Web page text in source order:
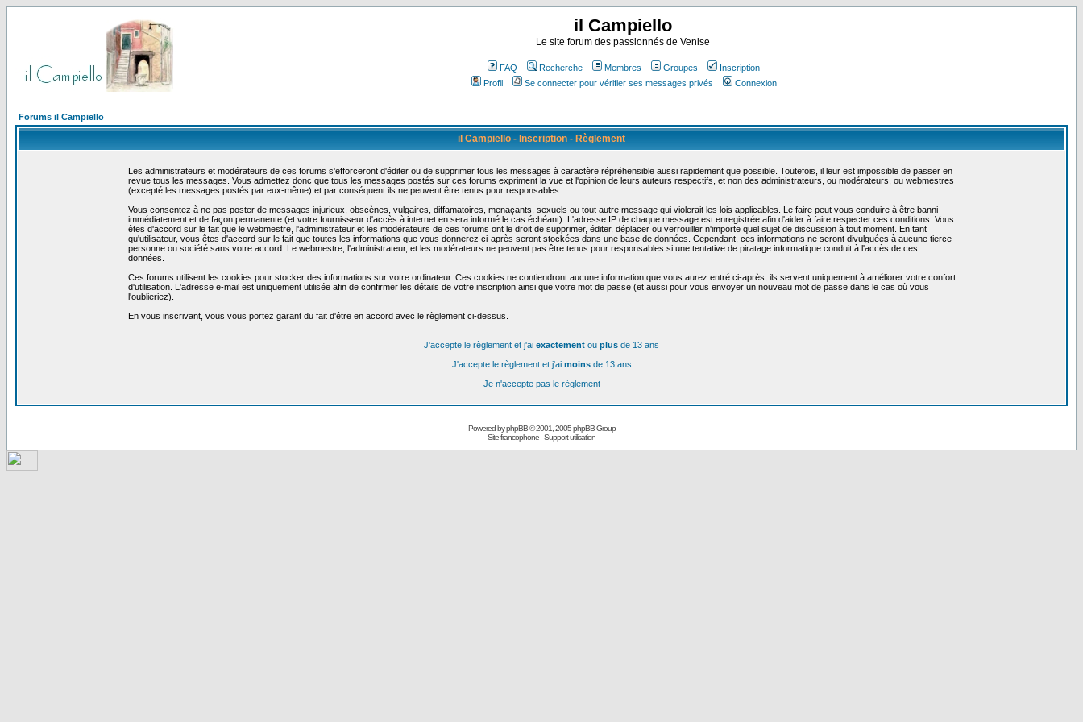
il Campiello
Le site forum des passionnés de Venise
FAQ Recherche Membres Groupes
Inscription
Profil
Se connecter pour vérifier ses messages privés Connexion
Forums il Campiello
il Campiello - Inscription - Règlement
Les administrateurs et modérateurs de ces forums s'efforceront d'éditer ou de supprimer tous les messages à caractère répréhensible aussi rapidement que possible. Toutefois, il leur est impossible de passer en
revue tous les messages. Vous admettez donc que tous les messages postés sur ces forums expriment la vue et l'opinion de leurs auteurs respectifs, et non des administrateurs, ou modérateurs, ou webmestres
(excepté les messages postés par eux-même) et par conséquent ils ne peuvent être tenus pour responsables.
Vous consentez à ne pas poster de messages injurieux, obscènes, vulgaires, diffamatoires, menaçants, sexuels ou tout autre message qui violerait les lois applicables. Le faire peut vous conduire à être banni
immédiatement et de façon permanente (et votre fournisseur d'accès à internet en sera informé le cas échéant). L'adresse IP de chaque message est enregistrée afin d'aider à faire respecter ces conditions. Vous
êtes d'accord sur le fait que le webmestre, l'administrateur et les modérateurs de ces forums ont le droit de supprimer, éditer, déplacer ou verrouiller n'importe quel sujet de discussion à tout moment. En tant
qu'utilisateur, vous êtes d'accord sur le fait que toutes les informations que vous donnerez ci-après seront stockées dans une base de données. Cependant, ces informations ne seront divulguées à aucune tierce
personne ou société sans votre accord. Le webmestre, l'administrateur, et les modérateurs ne peuvent pas être tenus pour responsables si une tentative de piratage informatique conduit à l'accès de ces
données.
Ces forums utilisent les cookies pour stocker des informations sur votre ordinateur. Ces cookies ne contiendront aucune information que vous aurez entré ci-après, ils servent uniquement à améliorer votre confort
d'utilisation. L'adresse e-mail est uniquement utilisée afin de confirmer les détails de votre inscription ainsi que votre mot de passe (et aussi pour vous envoyer un nouveau mot de passe dans le cas où vous
l'oublieriez).
En vous inscrivant, vous vous portez garant du fait d'être en accord avec le règlement ci-dessus.
J'accepte le règlement et j'ai exactement ou plus de 13 ans
J'accepte le règlement et j'ai moinsde 13 ans
Je n'accepte pas le règlement
Powered byphpBB© 2001, 2005 phpBB Group
Site francophone-Support utilisation